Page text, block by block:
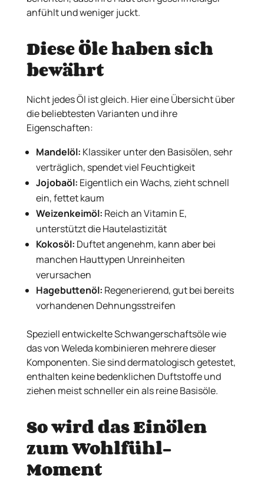
anfühlt und weniger juckt.
Diese Öle haben sich
bewährt
Nicht jedes Öl ist gleich. Hier eine Übersicht über
die beliebtesten Varianten und ihre
Eigenschaften:
Mandelöl: Klassiker unter den Basisölen, sehr
verträglich, spendet viel Feuchtigkeit
Jojobaöl: Eigentlich ein Wachs, zieht schnell
ein, fettet kaum
Weizenkeimöl: Reich an Vitamin E,
unterstützt die Hautelastizität
Kokosöl: Duftet angenehm, kann aber bei
manchen Hauttypen Unreinheiten
verursachen
Hagebuttenöl: Regenerierend, gut bei bereits
vorhandenen Dehnungsstreifen
Speziell entwickelte Schwangerschaftsöle wie
das von Weleda kombinieren mehrere dieser
Komponenten. Sie sind dermatologisch getestet,
enthalten keine bedenklichen Duftstoffe und
ziehen meist schneller ein als reine Basisöle.
So wird das Einölen
zum Wohlfühl-
Moment